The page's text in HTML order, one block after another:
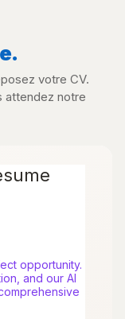
votre CV.
attendez notre